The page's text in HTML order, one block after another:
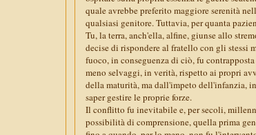
quale avrebbe preferito maggiore serenità
qualsiasi genitore. Tuttavia, per quanta
Tu, la terra, anch'ella, alfine, giunse allo
decise di rispondere al fratello con gli stessi
fuoco, in conseguenza di ciò, fu
meno selvaggi, in verità, rispetto ai propri
della maturità, ma dall'impeto dell'infanzia,
saper gestire le proprie forze.
Il conflitto fu inevitabile e, per secoli,
possibilità di comprensione, quella prima